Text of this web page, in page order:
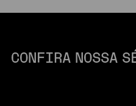
CONFIRA NOSSA